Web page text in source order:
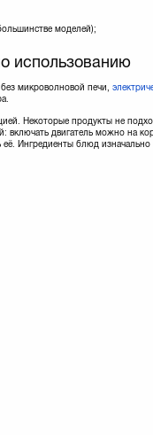
моделей);
использованию
микроволновой печи,
Некоторые продукты не
включать двигатель можно на
её. Ингредиенты блюд